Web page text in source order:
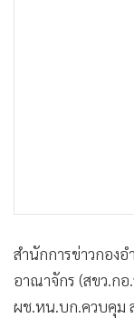
• News1
• Gotomanager
สำนักการข่าวกองอ
อาณาจักร (สขว.กอ
ผช.หน.บก.ควบคุม